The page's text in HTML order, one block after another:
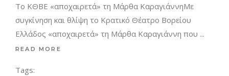
Το ΚΘΒΕ «αποχαιρετά» τη Μάρθα ΚαραγιάννηΜε
συγκίνηση και θλίψη το Κρατικό Θέατρο Βορείου
Ελλάδος «αποχαιρετά» τη Μάρθα Καραγιάννη που
READ MORE
Tags: